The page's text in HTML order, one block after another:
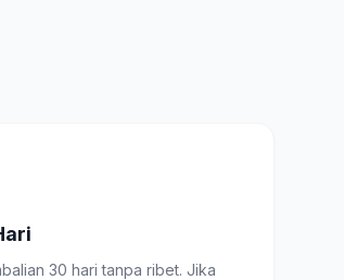
30 hari tanpa ribet. Jika